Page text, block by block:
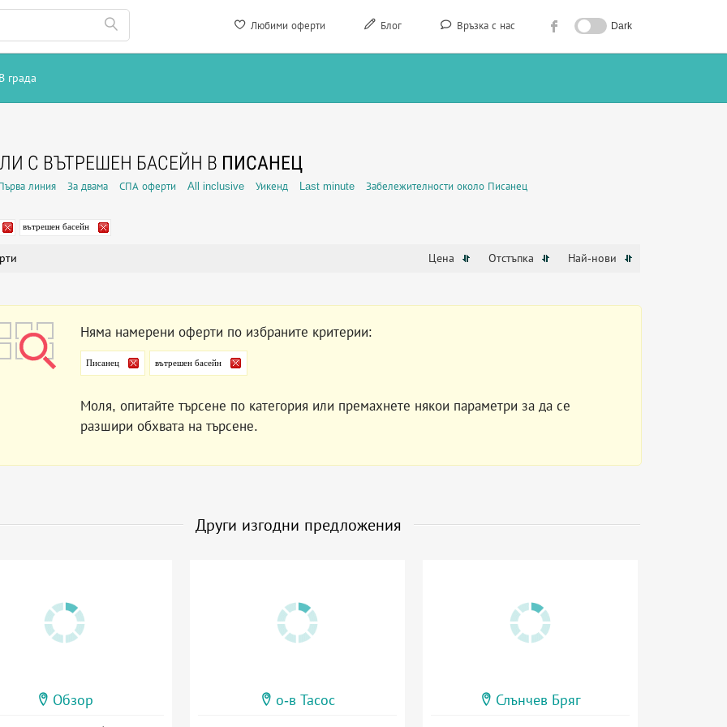
Любими оферти Блог Връзка с нас Dark
града
С ВЪТРЕШЕН БАСЕЙН В ПИСАНЕЦ
линия За двама СПА оферти All inclusive Уикенд Last minute Забележителности около Писанец
вътрешен басейн
Цена Отстъпка Най-нови
Няма намерени оферти по избраните критерии:
Писанец вътрешен басейн
Моля, опитайте търсене по категория или премахнете някои параметри за да се
разшири обхвата на търсене.
Други изгодни предложения
Обзор о-в Тасос Слънчев Бряг